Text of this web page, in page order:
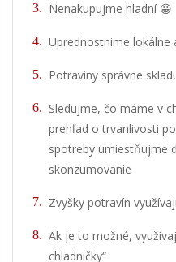
Nenakupujme hladní 😀
Uprednostnime lokálne
Potraviny správne
Sledujme, čo máme v
prehľad o trvanlivosti
spotreby umiestňujme
skonzumovanie
Zvyšky potravín
Ak je to možné,
chladničky“